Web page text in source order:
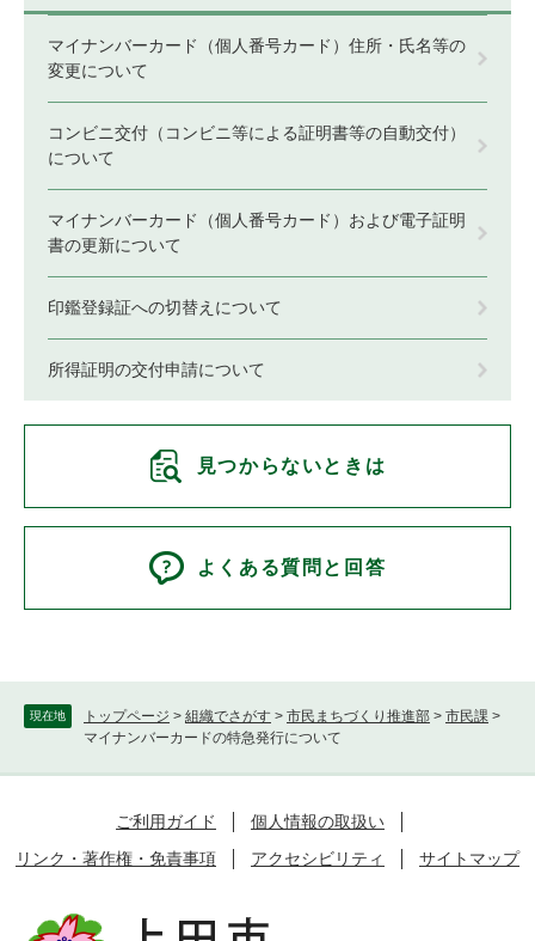
現在地 トップページ > 組織でさがす > 市民まちづくり推進部 > 市民課 >
マイナンバーカードの特急発行について
マイナンバーカード（個人番号カード）住所・氏名等の
変更について
コンビニ交付（コンビニ等による証明書等の自動交付）
について
マイナンバーカード（個人番号カード）および電子証明
書の更新について
印鑑登録証への切替えについて
所得証明の交付申請について
見つからないときは
よくある質問と回答
ご利用ガイド
個人情報の取扱い
リンク・著作権・免責事項
アクセシビリティ サイトマップ